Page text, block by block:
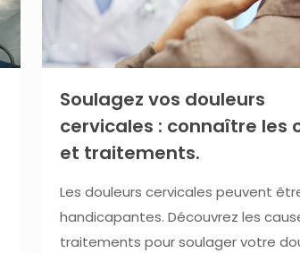
Soulagez vos douleurs
cervicales : connaître les
et traitements.
Les douleurs cervicales peuvent
handicapantes. Découvrez les
traitements pour soulager votre